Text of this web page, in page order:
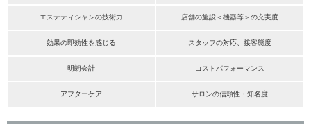
エステティシャンの技術力 店舗の施設＜機器等＞の充実度
効果の即効性を感じる スタッフの対応、接客態度
明朗会計 コストパフォーマンス
アフターケア サロンの信頼性・知名度